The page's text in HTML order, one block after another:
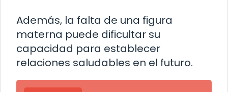
Además, la falta de una figura
materna puede dificultar su
capacidad para establecer
relaciones saludables en el futuro.